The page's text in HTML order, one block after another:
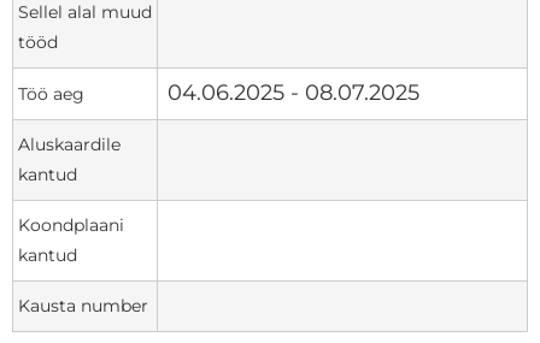
Sellel alal muud
tööd
Töö aeg 04.06.2025 - 08.07.2025
Aluskaardile
kantud
Koondplaani
kantud
Kausta number